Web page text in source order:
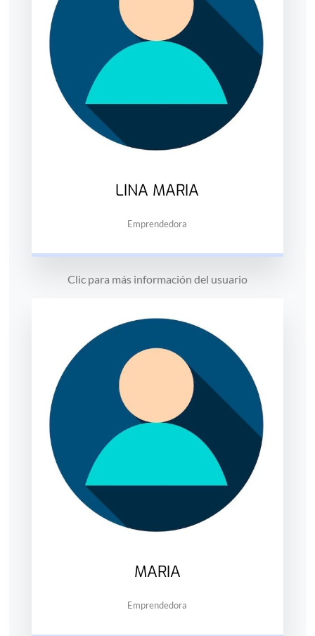
LINA MARIA
Emprendedora
Clic para más información del usuario
MARIA
Emprendedora